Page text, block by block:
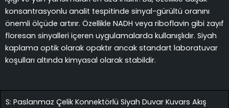
konsantrasyonlu analit tespitinde sinyal-gürültü oranını
önemli ölçüde artırır. Özellikle NADH veya riboflavin gibi zayıf
floresan sinyalleri içeren uygulamalarda kullanışlıdır. Siyah
kaplama optik olarak opaktır ancak standart laboratuvar
koşulları altında kimyasal olarak stabildir.
S: Paslanmaz Çelik Konnektörlü Siyah Duvar Kuvars Akış